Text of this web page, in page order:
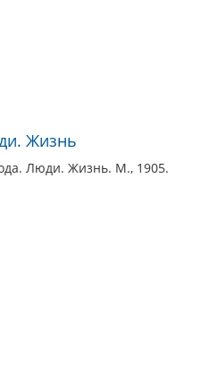
Жизнь
Люди. Жизнь. М., 1905.